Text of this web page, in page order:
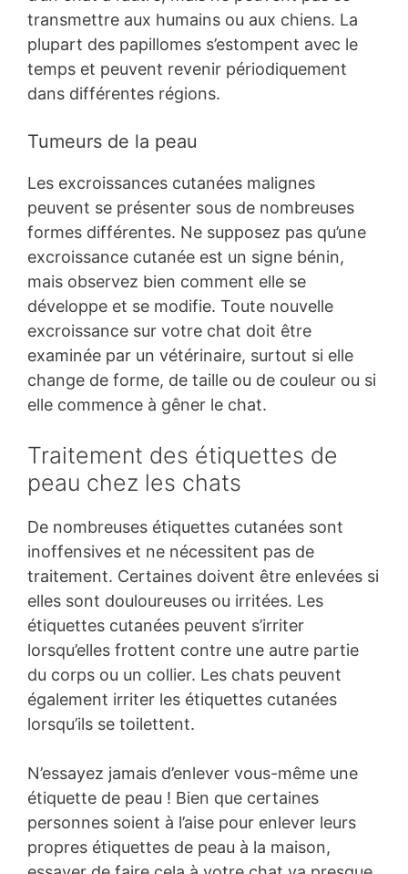
transmettre aux humains ou aux chiens. La
plupart des papillomes s’estompent avec le
temps et peuvent revenir périodiquement
dans différentes régions.
Tumeurs de la peau
Les excroissances cutanées malignes
peuvent se présenter sous de nombreuses
formes différentes. Ne supposez pas qu’une
excroissance cutanée est un signe bénin,
mais observez bien comment elle se
développe et se modifie. Toute nouvelle
excroissance sur votre chat doit être
examinée par un vétérinaire, surtout si elle
change de forme, de taille ou de couleur ou si
elle commence à gêner le chat.
Traitement des étiquettes de
peau chez les chats
De nombreuses étiquettes cutanées sont
inoffensives et ne nécessitent pas de
traitement. Certaines doivent être enlevées si
elles sont douloureuses ou irritées. Les
étiquettes cutanées peuvent s’irriter
lorsqu’elles frottent contre une autre partie
du corps ou un collier. Les chats peuvent
également irriter les étiquettes cutanées
lorsqu’ils se toilettent.
N’essayez jamais d’enlever vous-même une
étiquette de peau ! Bien que certaines
personnes soient à l’aise pour enlever leurs
propres étiquettes de peau à la maison,